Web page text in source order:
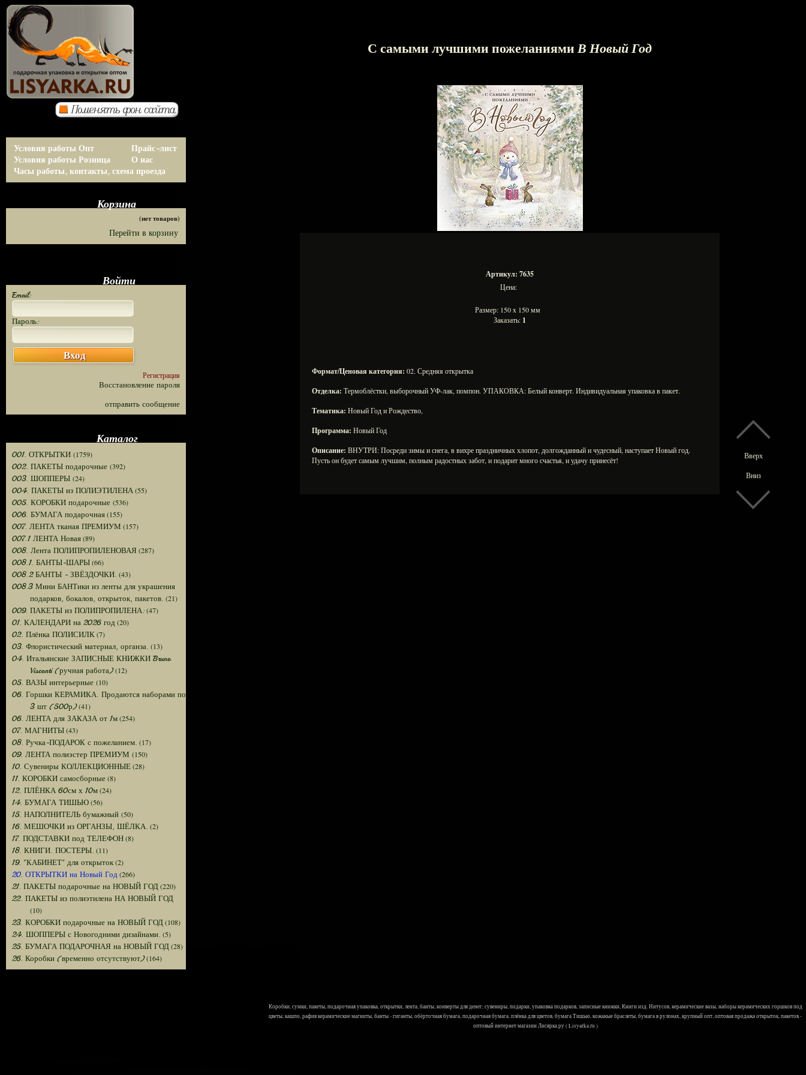
Вверх
Вниз
Условия работы Опт
Условия работы Розница
Прайс-лист
О нас
Часы работы, контакты, схема проезда
Корзина
(нет товаров)
Перейти в корзину
Войти
Email:
Пароль:
Вход
Регистрация
Восстановление пароля
отправить сообщение
Каталог
001. ОТКРЫТКИ (1759)
002. ПАКЕТЫ подарочные (392)
003. ШОППЕРЫ (24)
004. ПАКЕТЫ из ПОЛИЭТИЛЕНА(55)
005. КОРОБКИ подарочные (536)
006. БУМАГА подарочная(155)
007. ЛЕНТА тканая ПРЕМИУМ (157)
007.1 ЛЕНТА Новая(89)
008. Лента ПОЛИПРОПИЛЕНОВАЯ (287)
008.1. БАНТЫ-ШАРЫ(66)
008.2 БАНТЫ - ЗВЁЗДОЧКИ. (43)
008.3 Мини БАНТики из ленты для украшения
подарков, бокалов, открыток, пакетов. (21)
009. ПАКЕТЫ из ПОЛИПРОПИЛЕНА:(47)
01. КАЛЕНДАРИ на 2026 год (20)
02. Плёнка ПОЛИСИЛК(7)
03. Флористический материал, органза. (13)
04. Итальянские ЗАПИСНЫЕ КНИЖКИ Bruno
Visconti (ручная работа)(12)
05. ВАЗЫ интерьерные (10)
06. Горшки КЕРАМИКА. Продаются наборами по
3 шт (500р)(41)
06. ЛЕНТА для ЗАКАЗА от 1м(254)
07. МАГНИТЫ(43)
08. Ручка-ПОДАРОК с пожеланием. (17)
09. ЛЕНТА полиэстер ПРЕМИУМ (150)
10. Сувениры КОЛЛЕКЦИОННЫЕ(28)
11. КОРОБКИ самосборные(8)
12. ПЛЁНКА 60см х 10м(24)
14. БУМАГА ТИШЬЮ(56)
15. НАПОЛНИТЕЛЬ бумажный (50)
16. МЕШОЧКИ из ОРГАНЗЫ, ШЁЛКА. (2)
17. ПОДСТАВКИ под ТЕЛЕФОН(8)
18. КНИГИ. ПОСТЕРЫ. (11)
19. "КАБИНЕТ" для открыток(2)
20. ОТКРЫТКИ на Новый Год (266)
21. ПАКЕТЫ подарочные на НОВЫЙ ГОД(220)
22. ПАКЕТЫ из полиэтилена НА НОВЫЙ ГОД
(10)
23. КОРОБКИ подарочные на НОВЫЙ ГОД(108)
24. ШОППЕРЫ с Новогодними дизайнами. (5)
25. БУМАГА ПОДАРОЧНАЯ на НОВЫЙ ГОД(28)
26. Коробки (временно отсутствуют)(164)
С самыми лучшими пожеланиямиВ Новый Год
Артикул: 7635
Цена:
Размер: 150 x 150 мм
Заказать: 1
Формат/Ценовая категория: 02. Средняя открытка
Отделка: Термоблёстки, выборочный УФ-лак, помпон. УПАКОВКА: Белый конверт. Индивидуальная упаковка в пакет.
Тематика: Новый Год и Рождество,
Программа: Новый Год
Описание: ВНУТРИ: Посреди зимы и снега, в вихре праздничных хлопот, долгожданный и чудесный, наступает Новый год.
Пусть он будет самым лучшим, полным радостных забот, и подарит много счастья, и удачу принесёт!
Коробки, сумки, пакеты, подарочная упаковка, открытки, лента, банты, конверты для денег, сувениры, подарки, упаковка подарков, записные книжки, Книги изд. Нитусов, керамические вазы, наборы керамических горшков под
цветы, кашпо, рафия керамические магниты, банты - гиганты, обёрточная бумага, подарочная бумага, плёнка для цветов, бумага Тишью, кожаные браслеты, бумага в рулонах, крупный опт, оптовая продажа открыток, пакетов -
оптовый интернет магазин Лисярка.ру ( Lisyarka.ru )